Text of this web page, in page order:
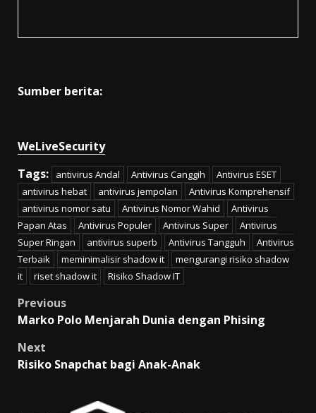
Sumber berita:
WeLiveSecurity
Tags:
antivirus Andal Antivirus Canggih
Antivirus ESET
antivirus hebat
antivirus jempolan
Antivirus Komprehensif
antivirus nomor satu
Antivirus Nomor Wahid
Antivirus
Papan Atas
Antivirus Populer Antivirus Super
Antivirus
Super Ringan
antivirus superb Antivirus Tangguh
Antivirus
Terbaik
meminimalisir shadow it
mengurangi risiko shadow
it
riset shadow it Risiko Shadow IT
Post
navigation
Previous
Marko Polo Menjarah Dunia dengan Phising
Next
Risiko Snapchat bagi Anak-Anak